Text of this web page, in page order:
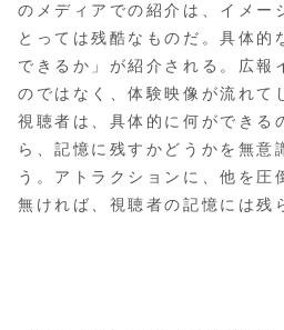
のメディアでの紹介は、イメー
とっては残酷なものだ。具体的
できるか」が紹介される。広報
のではなく、体験映像が流れて
視聴者は、具体的に何ができる
ら、記憶に残すかどうかを無意
う。アトラクションに、他を圧
無ければ、視聴者の記憶には残